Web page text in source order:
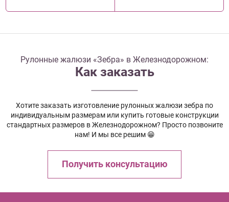
Рулонные жалюзи «Зебра» в Железнодорожном:
Как заказать
Хотите заказать изготовление рулонных жалюзи зебра по
индивидуальным размерам или купить готовые конструкции
стандартных размеров в Железнодорожном? Просто позвоните
нам! И мы все решим 😁
Получить консультацию